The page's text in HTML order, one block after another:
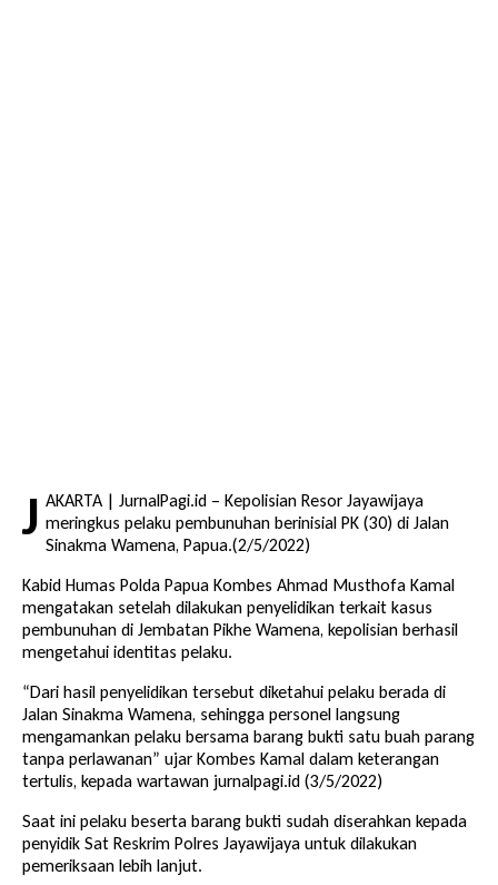
J AKARTA | JurnalPagi.id – Kepolisian Resor Jayawijaya
meringkus pelaku pembunuhan berinisial PK (30) di Jalan
Sinakma Wamena, Papua.(2/5/2022)
Kabid Humas Polda Papua Kombes Ahmad Musthofa Kamal
mengatakan setelah dilakukan penyelidikan terkait kasus
pembunuhan di Jembatan Pikhe Wamena, kepolisian berhasil
mengetahui identitas pelaku.
“Dari hasil penyelidikan tersebut diketahui pelaku berada di
Jalan Sinakma Wamena, sehingga personel langsung
mengamankan pelaku bersama barang bukti satu buah parang
tanpa perlawanan” ujar Kombes Kamal dalam keterangan
tertulis, kepada wartawan jurnalpagi.id (3/5/2022)
Saat ini pelaku beserta barang bukti sudah diserahkan kepada
penyidik Sat Reskrim Polres Jayawijaya untuk dilakukan
pemeriksaan lebih lanjut.